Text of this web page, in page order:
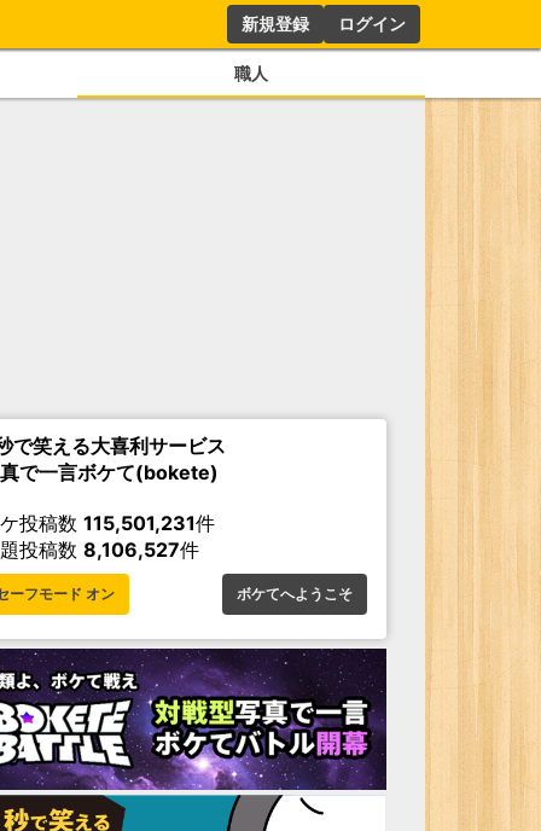
新規登録 ログイン
職人
で笑える大喜利サービス
で一言ボケて(bokete)
投稿数 115,501,231件
投稿数 8,106,527件
ーフモード オン ボケてへようこそ